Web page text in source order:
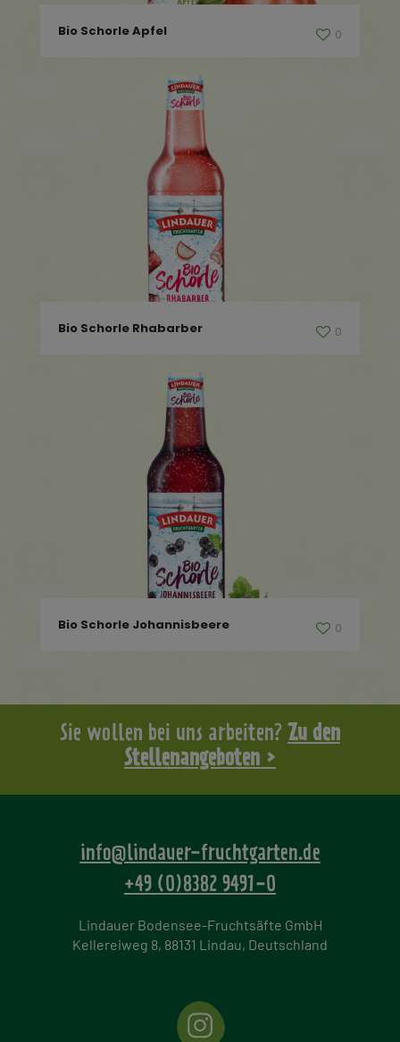
Bio Schorle Apfel 0
Bio Schorle Rhabarber 0
Bio Schorle Johannisbeere 0
Sie wollen bei uns arbeiten? Zu den
Stellenangeboten >
info@lindauer-fruchtgarten.de
+49 (0)8382 9491-0
Lindauer Bodensee-Fruchtsäfte GmbH
Kellereiweg 8, 88131 Lindau, Deutschland